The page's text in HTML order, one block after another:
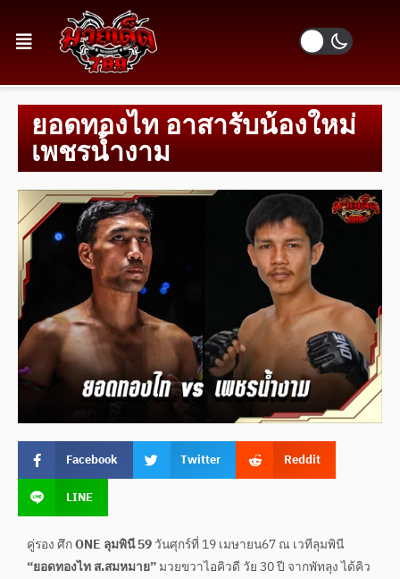
ยอดทองไท อาสารับน้องใหม่
เพชรน้ำงาม
Facebook Twitter
Reddit
LINE
คู่รอง ศึกONE ลุมพินี 59วันศุกร์ที่ 19 เมษายน67 ณ เวทีลุมพินี
“ยอดทองไท ส.สมหมาย”มวยขวาไอคิวดี วัย 30 ปี จากพัทลุง ได้คิว